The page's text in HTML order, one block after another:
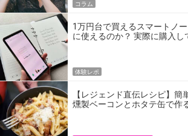
コラム
1万円台で買えるスマートノ
に使えるのか？ 実際に購入し
体験レポ
【レジェンド直伝レシピ】簡
燻製ベーコンとホタテ缶で作